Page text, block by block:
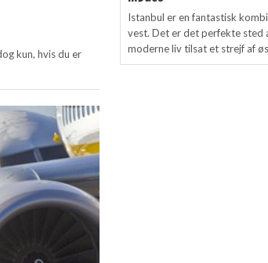
kun, hvis du er
Istanbul er en fantastisk
vest. Det er det perfekte sted
moderne liv tilsat et strejf af